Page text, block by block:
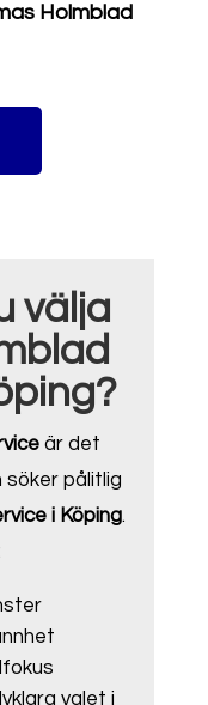
Holmblad
välja
är det
söker pålitlig
i Köping.
valet i